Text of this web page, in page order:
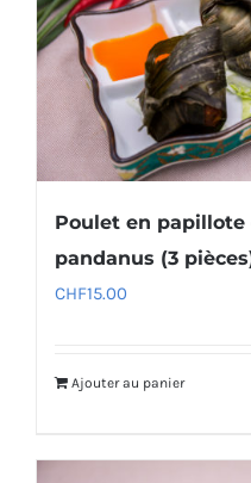
Poulet en
pandanus (3
CHF15.00
Ajouter au panier